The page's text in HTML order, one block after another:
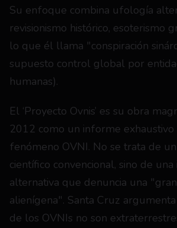
Su enfoque combina ufología
revisionismo histórico, esoterismo
lo que él llama "conspiración
supuesto control global por
humanas).
El ‘Proyecto Ovnis’ es su obra
2012 como un informe
fenómeno OVNI. No se trata de
científico convencional, sino de una
alternativa que denuncia una
alienígena". Santa Cruz
de los OVNIs no son